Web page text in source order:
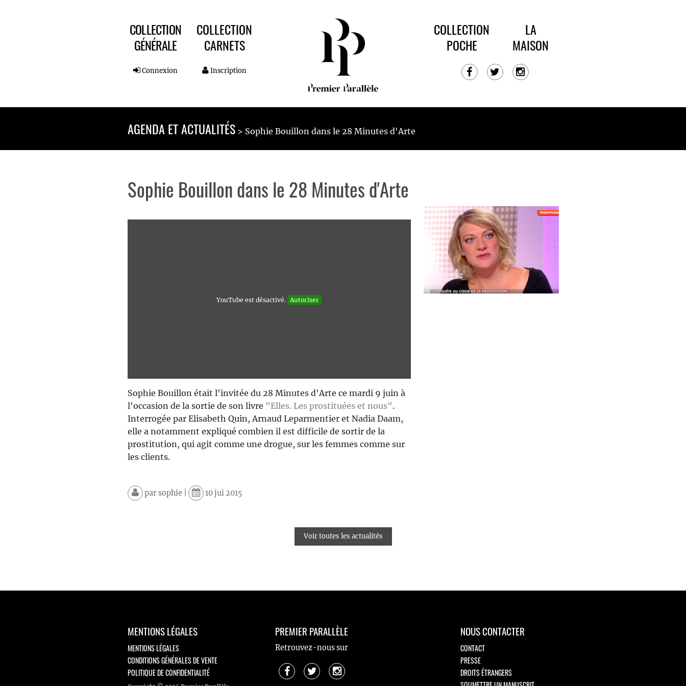
COLLECTION
GÉNÉRALE
COLLECTION
CARNETS
LA
MAISON
COLLECTION
POCHE
Connexion Inscription
AGENDA ET ACTUALITÉS Sophie Bouillon dans le 28 Minutes d'Arte
Sophie Bouillon dans le 28 Minutes d'Arte
YouTube est désactivé. Autoriser
Sophie Bouillon était l'invitée du 28 Minutes d'Arte ce mardi 9 juin à
l'occasion de la sortie de son livre "Elles. Les prostituées et nous".
Interrogée par Elisabeth Quin, Arnaud Leparmentier et Nadia Daam,
elle a notamment expliqué combien il est difficile de sortir de la
prostitution, qui agit comme une drogue, sur les femmes comme sur
les clients.
parsophie| 10 jui 2015
Voir toutes les actualités
NOUS CONTACTER
CONTACT
PRESSE
DROITS ÉTRANGERS
PREMIER PARALLÈLE
Retrouvez-nous sur
MENTIONS LÉGALES
MENTIONS LÉGALES
CONDITIONS GÉNÉRALES DE VENTE
POLITIQUE DE CONFIDENTIALITÉ